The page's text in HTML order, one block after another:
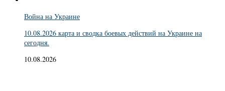
Война на Украине
10.08.2026 карта и сводка боевых действий на Украине на
сегодня.
10.08.2026